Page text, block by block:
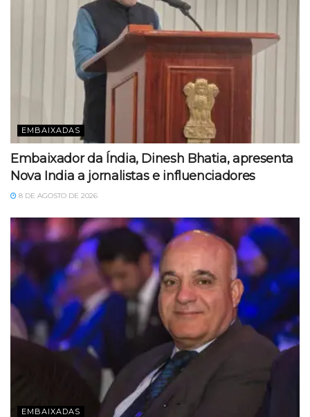
EMBAIXADAS
Embaixador da Índia, Dinesh Bhatia, apresenta
Nova India a jornalistas e influenciadores
8 DE AGOSTO DE 2026
EMBAIXADAS